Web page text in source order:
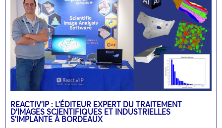
REACTIV’IP : L’ÉDITEUR EXPERT DU TRAITEMENT
D’IMAGES SCIENTIFIQUES ET INDUSTRIELLES
S’IMPLANTE À BORDEAUX